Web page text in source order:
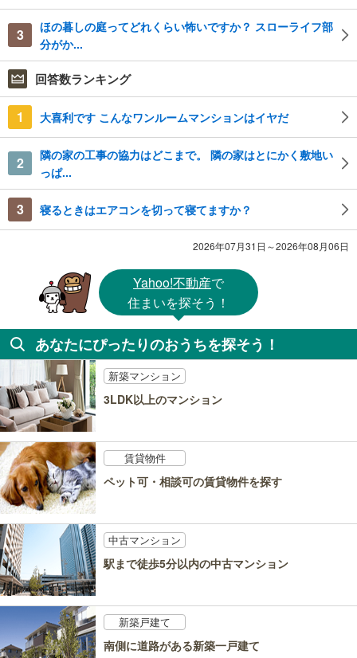
3
ほの暮しの庭ってどれくらい怖いですか？ スローライフ部
分がか...
回答数ランキング
1 大喜利です こんなワンルームマンションはイヤだ
2
隣の家の工事の協力はどこまで。 隣の家はとにかく敷地い
っぱ...
3 寝るときはエアコンを切って寝てますか？
2026年07月31日～2026年08月06日
Yahoo!不動産で
住まいを探そう！
あなたにぴったりのおうちを探そう！
新築マンション
3LDK以上のマンション
賃貸物件
ペット可・相談可の賃貸物件を探す
中古マンション
駅まで徒歩5分以内の中古マンション
新築戸建て
南側に道路がある新築一戸建て